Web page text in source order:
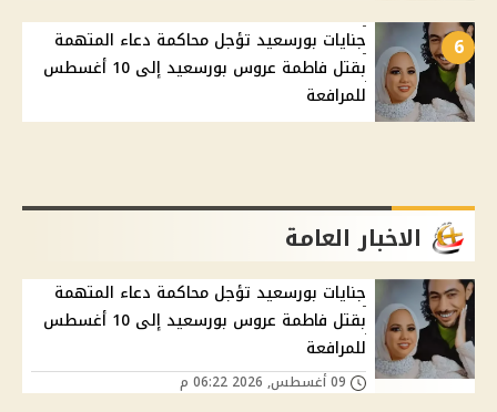
6
جنايات بورسعيد تؤجل محاكمة دعاء المتهمة
بقتل فاطمة عروس بورسعيد إلى 10 أغسطس
للمرافعة
الاخبار العامة
جنايات بورسعيد تؤجل محاكمة دعاء المتهمة
بقتل فاطمة عروس بورسعيد إلى 10 أغسطس
للمرافعة